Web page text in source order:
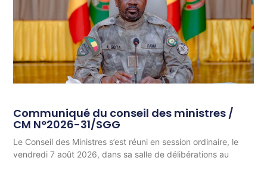
Communiqué du conseil des ministres /
CM N°2026-31/SGG
Le Conseil des Ministres s’est réuni en session ordinaire, le
vendredi 7 août 2026, dans sa salle de délibérations au